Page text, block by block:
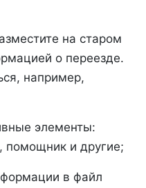
на старом
о переезде.
например,
элементы:
и другие;
в файл